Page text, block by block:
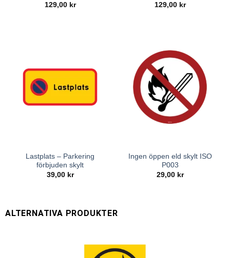
129,00 kr
129,00 kr
Lastplats – Parkering
förbjuden skylt
39,00 kr
Ingen öppen eld skylt ISO
P003
29,00 kr